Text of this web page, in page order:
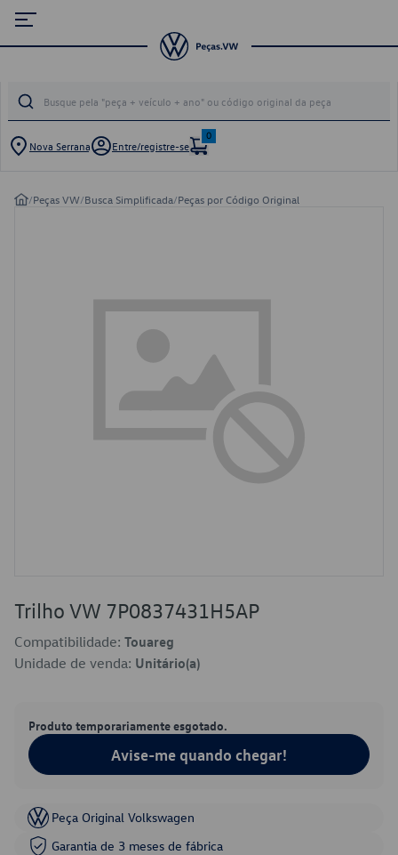
Nova Serrana Entre/registre-se
0
/Peças VW/Busca Simplificada/Peças por Código Original
Trilho VW 7P0837431H5AP
Compatibilidade: Touareg
Unidade de venda: Unitário(a)
Produto temporariamente esgotado.
Avise-me quando chegar!
Peça Original Volkswagen
Garantia de 3 meses de fábrica